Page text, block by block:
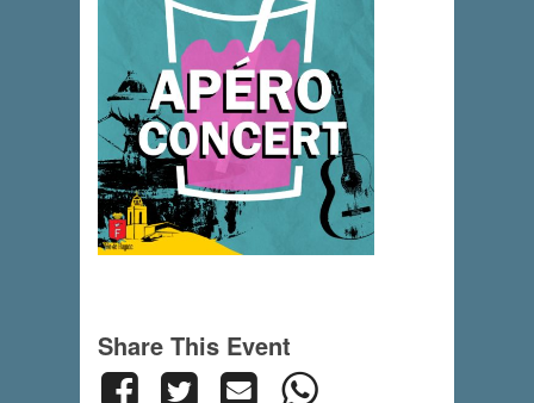
Share This Event